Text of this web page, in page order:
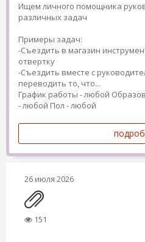
Ищем личного помощника
различных задач
Примеры задач:
-Съездить в магазин
отвертку
-Съездить вместе с
переводить то, что...
График работы - любой
- любой Пол - любой
26 июля 2026
151